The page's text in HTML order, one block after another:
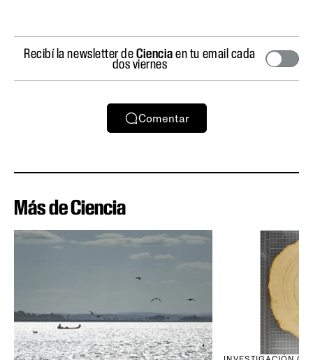
Recibí la newsletter deCienciaen tu email cada
dos viernes
Comentar
Más de Ciencia